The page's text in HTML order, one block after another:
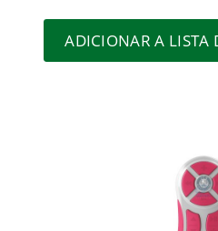
ADICIONAR A LISTA